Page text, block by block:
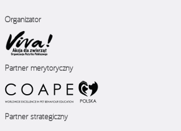
Organizator
Partner merytoryczny
Partner strategiczny